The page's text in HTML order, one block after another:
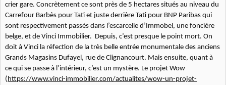
crier gare. Concrètement ce sont près de 5 hectares situés au niveau du
Carrefour Barbès pour Tati et juste derrière Tati pour BNP Paribas qui
sont respectivement passés dans l’escarcelle d’Immobel, une foncière
belge, et de Vinci Immobilier. Depuis, c’est presque le point mort. On
doit à Vinci la réfection de la très belle entrée monumentale des anciens
Grands Magasins Dufayel, rue de Clignancourt. Mais ensuite, quant à
ce qui se passe à l’intérieur, c’est un mystère. Le projet Wow
( https://www.vinci-immobilier.com/actualites/wow-un-projet-